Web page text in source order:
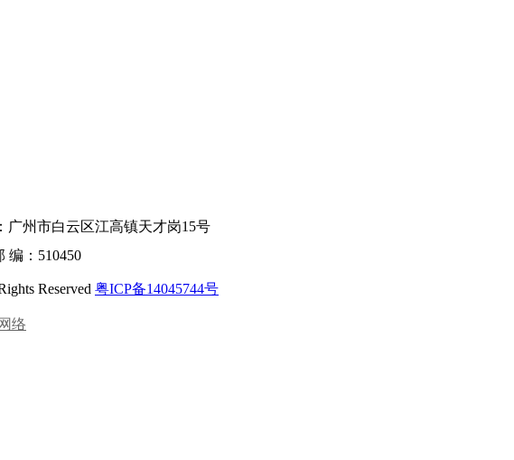
：广州市白云区江高镇天才岗15号
编：510450
Reserved 粤ICP备14045744号
络